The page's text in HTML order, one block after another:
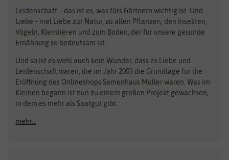
Obstsamen
Pilzbrut
Rasensamen
Steckzwiebeln
Zimmer & Kübelpflanzen
Kataloge
Schnäppchen
Anzucht & Gartenzubehör
Anzuchtschalen
Bingenheimer Saatgut
Bionana
BIOWOL
Blumicorn
Bûten Birds
Dürr-Samen
Feldsaaten Freudenberger
Fertil
Flora Elite
Leidenschaft – das ist es, was fürs Gärtnern wichtig ist. Und
Liebe – viel Liebe zur Natur, zu allen Pflanzen, den Insekten,
Vögeln, Kleintieren und zum Boden, der für unsere gesunde
Ernährung so bedeutsam ist.
Und so ist es wohl auch kein Wunder, dass es Liebe und
Leidenschaft waren, die im Jahr 2003 die Grundlage für die
Eröffnung des Onlineshops Samenhaus Müller waren. Was im
Kleinen begann ist nun zu einem großen Projekt gewachsen,
in dem es mehr als Saatgut gibt.
mehr...